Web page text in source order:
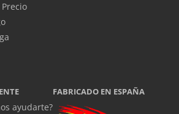
ayudarte?
FABRICADO EN ESPAÑA